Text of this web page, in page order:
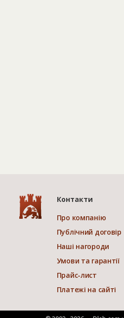
Контакти
Про компанію
Публічний договір
Наші нагороди
Умови та гарантії
Прайс-лист
Платежі на сайті